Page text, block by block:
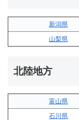
新潟県
山梨県
北陸地方
富山県
石川県